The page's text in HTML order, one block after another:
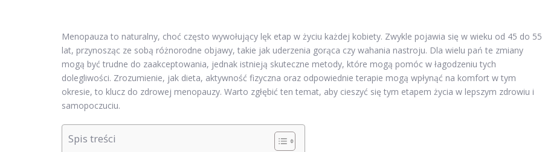
Menopauza to naturalny, choć często wywołujący lęk etap w życiu każdej kobiety. Zwykle pojawia się w wieku od 45 do 55
lat, przynosząc ze sobą różnorodne objawy, takie jak uderzenia gorąca czy wahania nastroju. Dla wielu pań te zmiany
mogą być trudne do zaakceptowania, jednak istnieją skuteczne metody, które mogą pomóc w łagodzeniu tych
dolegliwości. Zrozumienie, jak dieta, aktywność fizyczna oraz odpowiednie terapie mogą wpłynąć na komfort w tym
okresie, to klucz do zdrowej menopauzy. Warto zgłębić ten temat, aby cieszyć się tym etapem życia w lepszym zdrowiu i
samopoczuciu.
Spis treści